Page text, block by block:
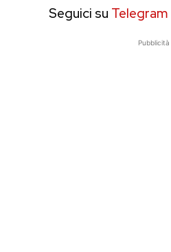
Seguici su Telegram
Pubblicità